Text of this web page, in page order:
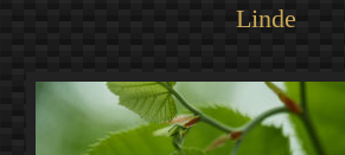
Linde